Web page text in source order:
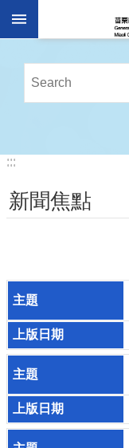
跳到主要內容區塊
務
介
務
公
佈
欄
個
資
料
保
:::
:::
新聞焦點